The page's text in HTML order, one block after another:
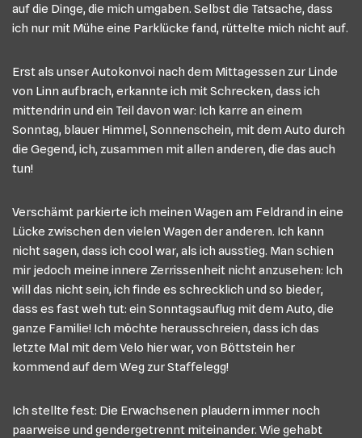
auf die Dinge, die mich umgaben. Selbst die Tatsache, dass
ich nur mit Mühe eine Parklücke fand, rüttelte mich nicht auf.
Erst als unser Autokonvoi nach dem Mittagessen zur Linde
von Linn aufbrach, erkannte ich mit Schrecken, dass ich
mittendrin und ein Teil davon war: Ich karre an einem
Sonntag, blauer Himmel, Sonnenschein, mit dem Auto durch
die Gegend, ich, zusammen mit allen anderen, die das auch
tun!
Verschämt parkierte ich meinen Wagen am Feldrand in eine
Lücke zwischen den vielen Wagen der anderen. Ich kann
nicht sagen, dass ich cool war, als ich ausstieg. Man schien
mir jedoch meine innere Zerrissenheit nicht anzusehen: Ich
will das nicht sein, ich finde es schrecklich und so bieder,
dass es fast weh tut: ein Sonntagsauflug mit dem Auto, die
ganze Familie! Ich möchte herausschreien, dass ich das
letzte Mal mit dem Velo hier war, von Böttstein her
kommend auf dem Weg zur Staffelegg!
Ich stellte fest: Die Erwachsenen plaudern immer noch
paarweise und gendergetrennt miteinander. Wie gehabt